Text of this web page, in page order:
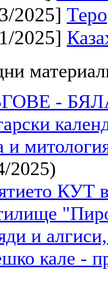
2025]
2025]
-
и
2025)
КУТ
и
кале -